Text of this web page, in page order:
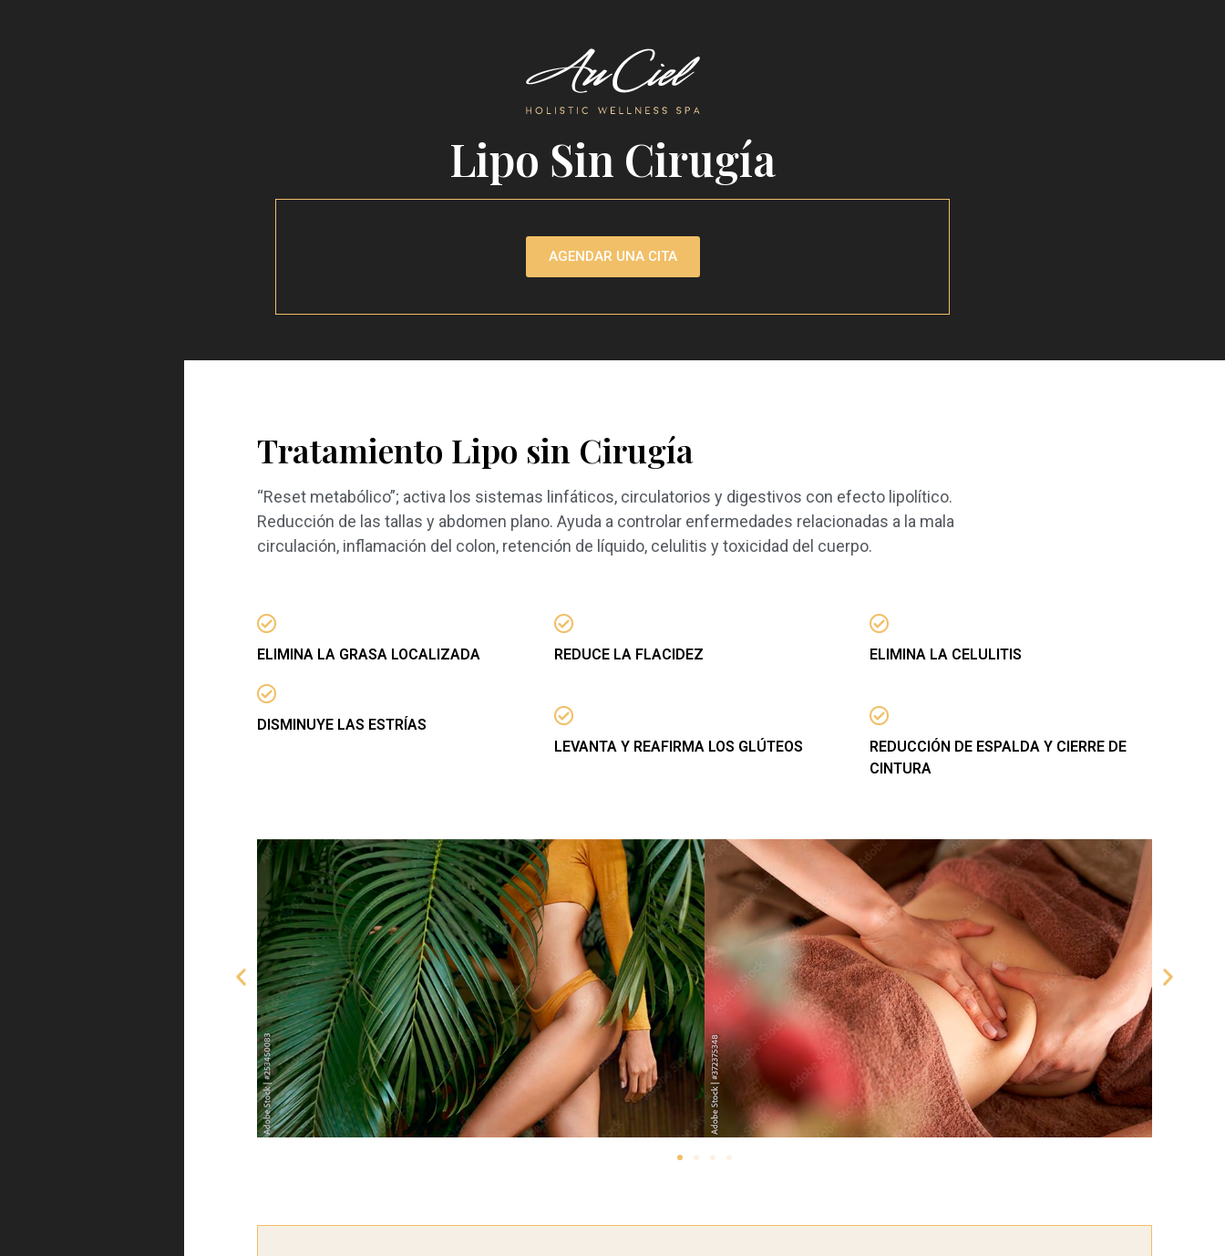
Lipo Sin Cirugía
AGENDAR UNA CITA
Tratamiento Lipo sin Cirugía
“Reset metabólico”; activa los sistemas linfáticos, circulatorios y digestivos con efecto lipolítico.
Reducción de las tallas y abdomen plano. Ayuda a controlar enfermedades relacionadas a la mala
circulación, inflamación del colon, retención de líquido, celulitis y toxicidad del cuerpo.
ELIMINA LA GRASA LOCALIZADA
DISMINUYE LAS ESTRÍAS
REDUCE LA FLACIDEZ
LEVANTA Y REAFIRMA LOS GLÚTEOS
ELIMINA LA CELULITIS
REDUCCIÓN DE ESPALDA Y CIERRE DE
CINTURA